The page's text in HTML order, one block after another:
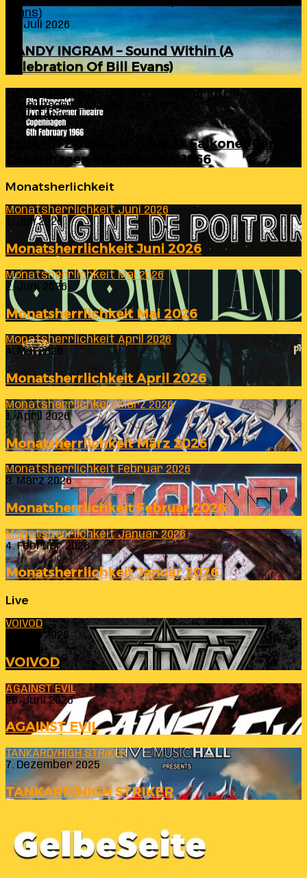
Evans)
24. Juli 2026
RANDY INGRAM – Sound Within (A
Celebration Of Bill Evans)
ELLA FITZGERALD – Live At Falkoner Centre
Copenhagen 6th February 1966
23. Juli 2026
ELLA FITZGERALD – Live At Falkoner Centre
Copenhagen 6th February 1966
Monatsherlichkeit
Monatsherrlichkeit Juni 2026
1. Juli 2026
Monatsherrlichkeit Juni 2026
Monatsherrlichkeit Mai 2026
2. Juni 2026
Monatsherrlichkeit Mai 2026
Monatsherrlichkeit April 2026
4. Mai 2026
Monatsherrlichkeit April 2026
Monatsherrlichkeit März 2026
1. April 2026
Monatsherrlichkeit März 2026
Monatsherrlichkeit Februar 2026
3. März 2026
Monatsherrlichkeit Februar 2026
Monatsherrlichkeit Januar 2026
4. Februar 2026
Monatsherrlichkeit Januar 2026
Live
VOIVOD
23. Juli 2026
VOIVOD
AGAINST EVIL
26. Juni 2026
AGAINST EVIL
TANKARD/HIGH STRIKER
7. Dezember 2025
TANKARD/HIGH STRIKER